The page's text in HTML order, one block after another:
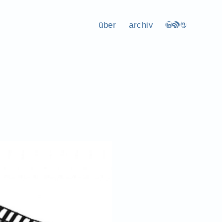
über archiv LinkedIn
RSS-FeedMastodon